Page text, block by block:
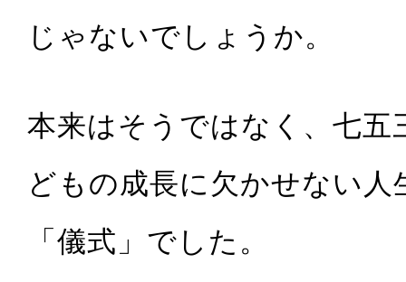
じゃないでしょうか。
本来はそうではなく、七
どもの成長に欠かせない
「儀式」でした。